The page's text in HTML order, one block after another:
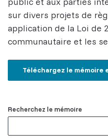
sur divers projets de
application de la Loi de
communautaire et les
Téléchargez le mémoire
Related
Content
Recherchez le mémoire